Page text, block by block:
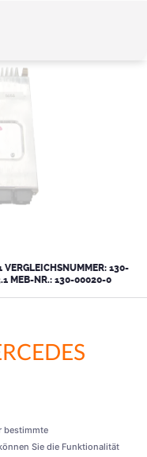
VERGLEICHSNUMMER: 130-
MEB-NR.: 130-00020-0
bestimmte
Sie die Funktionalität